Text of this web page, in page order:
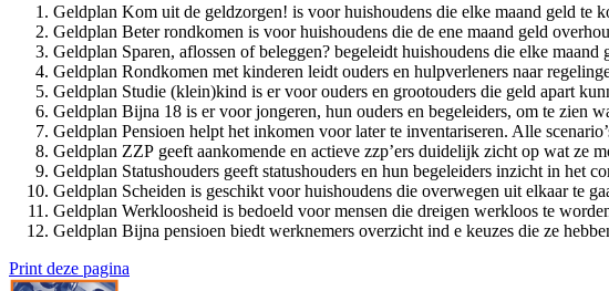
Geldplan Kom uit de geldzorgen! is voor huishoudens die elke maand geld te
Geldplan Beter rondkomen is voor huishoudens die de ene maand geld
Geldplan Sparen, aflossen of beleggen? begeleidt huishoudens die elke
Geldplan Rondkomen met kinderen leidt ouders en hulpverleners naar
Geldplan Studie (klein)kind is er voor ouders en grootouders die geld apart
Geldplan Bijna 18 is er voor jongeren, hun ouders en begeleiders, om te zien
Geldplan Pensioen helpt het inkomen voor later te inventariseren. Alle
Geldplan ZZP geeft aankomende en actieve zzp’ers duidelijk zicht op wat ze
Geldplan Statushouders geeft statushouders en hun begeleiders inzicht in het
Geldplan Scheiden is geschikt voor huishoudens die overwegen uit elkaar te
Geldplan Werkloosheid is bedoeld voor mensen die dreigen werkloos te
Geldplan Bijna pensioen biedt werknemers overzicht ind e keuzes die ze
Print deze pagina